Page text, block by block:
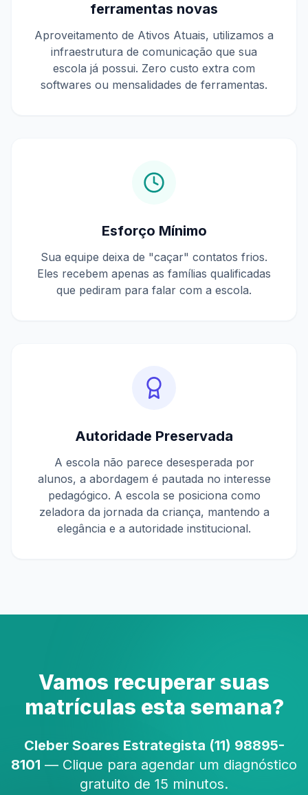
ferramentas novas
Aproveitamento de Ativos Atuais, utilizamos a
infraestrutura de comunicação que sua
escola já possui. Zero custo extra com
softwares ou mensalidades de ferramentas.
Esforço Mínimo
Sua equipe deixa de "caçar" contatos frios.
Eles recebem apenas as famílias qualificadas
que pediram para falar com a escola.
Autoridade Preservada
A escola não parece desesperada por
alunos, a abordagem é pautada no interesse
pedagógico. A escola se posiciona como
zeladora da jornada da criança, mantendo a
elegância e a autoridade institucional.
Vamos recuperar suas
matrículas esta semana?
Cleber Soares Estrategista (11) 98895-
8101 — Clique para agendar um diagnóstico
gratuito de 15 minutos.